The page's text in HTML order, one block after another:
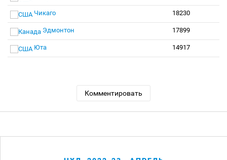
Чикаго 18230
Эдмонтон 17899
Юта 14917
Комментировать